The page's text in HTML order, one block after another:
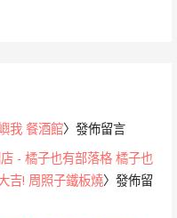
我 餐酒館〉發佈留言
- 橘子也有部落格 橘子也
吉! 周照子鐵板燒〉發佈留